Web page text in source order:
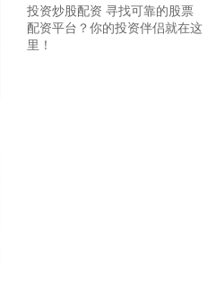
投资炒股配资 寻找可靠的股票
配资平台？你的投资伴侣就在这
里！